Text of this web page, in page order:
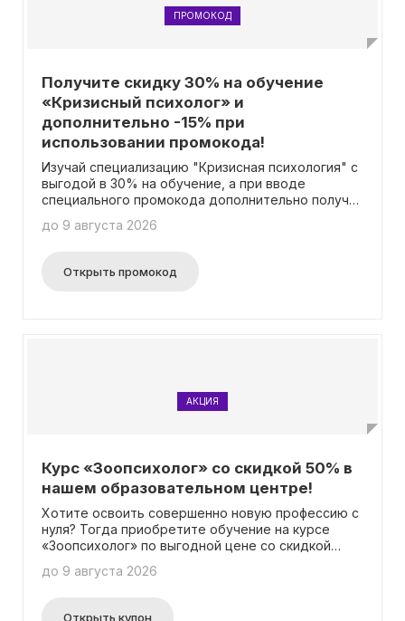
ПРОМОКОД
Получите скидку 30% на обучение
«Кризисный психолог» и
дополнительно -15% при
использовании промокода!
Изучай специализацию "Кризисная психология" с
выгодой в 30% на обучение, а при вводе
специального промокода дополнительно получи
до 9 августа 2026
Открыть промокод
АКЦИЯ
Курс «Зоопсихолог» со скидкой 50% в
нашем образовательном центре!
Хотите освоить совершенно новую профессию с
нуля? Тогда приобретите обучение на курсе
«Зоопсихолог» по выгодной цене со скидкой
акции можно найти на специальной странице. И
требуется ввод промокода. Не упустите
до 9 августа 2026
Открыть купон